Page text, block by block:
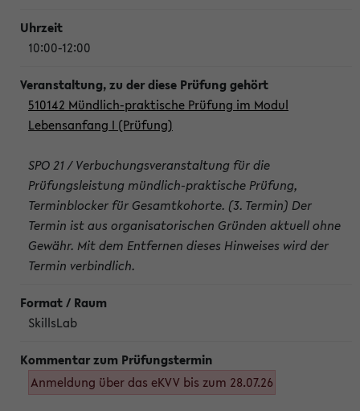
10:00-12:00
510142 Mündlich-praktische Prüfung im Modul
Lebensanfang I (Prüfung)
SPO 21 / Verbuchungsveranstaltung für die
Prüfungsleistung mündlich-praktische Prüfung,
Terminblocker für Gesamtkohorte. (3. Termin) Der
Termin ist aus organisatorischen Gründen aktuell ohne
Gewähr. Mit dem Entfernen dieses Hinweises wird der
Termin verbindlich.
SkillsLab
Anmeldung über das eKVV bis zum 28.07.26